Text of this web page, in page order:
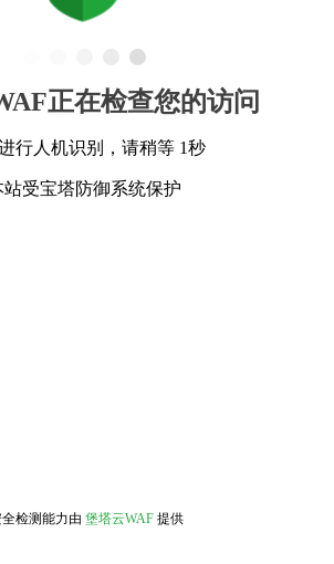
正在检查您的访问
行人机识别，请稍等 1秒
站受宝塔防御系统保护
检测能力由 堡塔云WAF 提供